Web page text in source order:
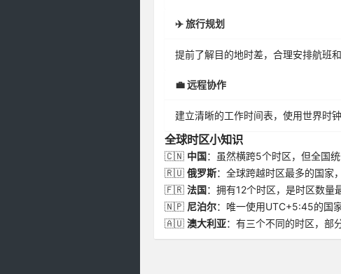
✈️ 旅行规划
提前了解目的地时差，合理安排航班
💼 远程协作
建立清晰的工作时间表，使用世界时
全球时区小知识
🇨🇳 中国：虽然横跨5个时区，但全国
🇷🇺 俄罗斯：全球跨越时区最多的国家
🇫🇷 法国：拥有12个时区，是时区数量
🇳🇵 尼泊尔：唯一使用UTC+5:45的国
🇦🇺 澳大利亚：有三个不同的时区，部